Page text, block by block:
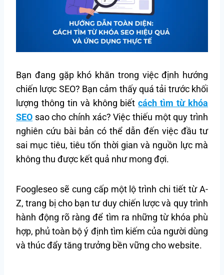
Bạn đang gặp khó khăn trong việc định hướng
chiến lược SEO? Bạn cảm thấy quá tải trước khối
lượng thông tin và không biếtcách tìm từ khóa
SEO sao cho chính xác? Việc thiếu một quy trình
nghiên cứu bài bản có thể dẫn đến việc đầu tư
sai mục tiêu, tiêu tốn thời gian và nguồn lực mà
không thu được kết quả như mong đợi.
Foogleseo sẽ cung cấp một lộ trình chi tiết từ A-
Z, trang bị cho bạn tư duy chiến lược và quy trình
hành động rõ ràng để tìm ra những từ khóa phù
hợp, phủ toàn bộ ý định tìm kiếm của người dùng
và thúc đẩy tăng trưởng bền vững cho website.